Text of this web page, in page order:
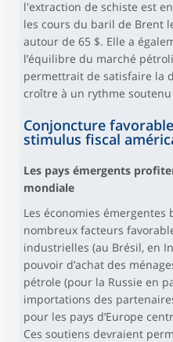
l'extraction de schiste est
les cours du baril de Brent
autour de 65 $. Elle a
l’équilibre du marché
permettrait de satisfaire la
croître à un rythme
Conjoncture
stimulus fiscal
Les pays émergents
mondiale
Les économies
nombreux facteurs
industrielles (au Brésil, en
pouvoir d’achat des
pétrole (pour la Russie en
importations des
pour les pays d’Europe
Ces soutiens devraient